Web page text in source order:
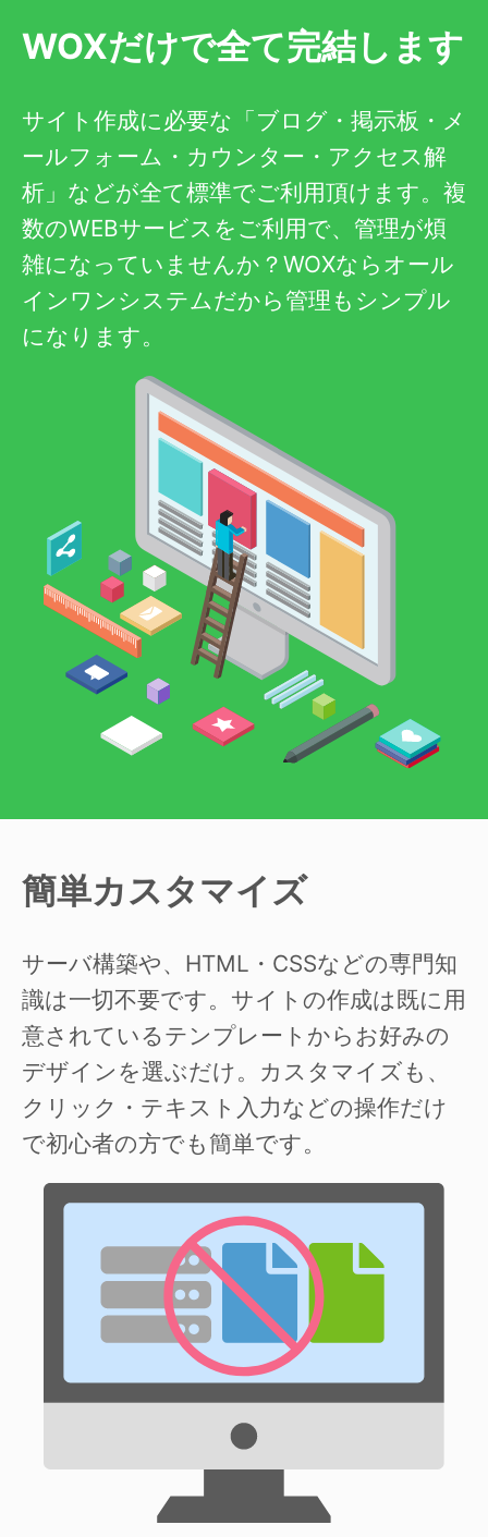
WOXだけで全て完結します
サイト作成に必要な「ブログ・掲示板・メ
ールフォーム・カウンター・アクセス解
析」などが全て標準でご利用頂けます。複
数のWEBサービスをご利用で、管理が煩
雑になっていませんか？WOXならオール
インワンシステムだから管理もシンプル
になります。
簡単カスタマイズ
サーバ構築や、HTML・CSSなどの専門知
識は一切不要です。サイトの作成は既に用
意されているテンプレートからお好みの
デザインを選ぶだけ。カスタマイズも、
クリック・テキスト入力などの操作だけ
で初心者の方でも簡単です。